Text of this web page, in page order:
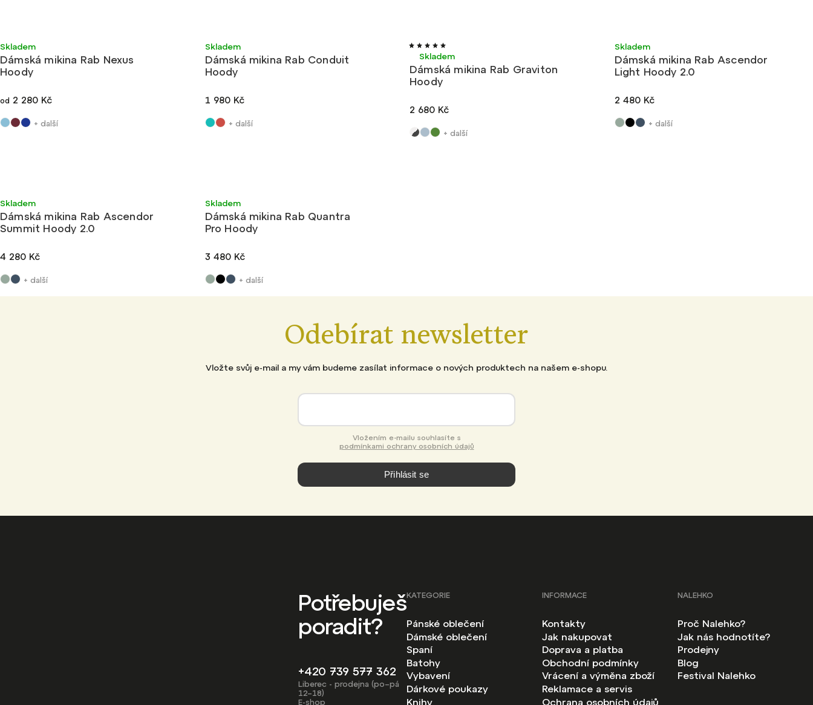
Velmi lehké
Dámská mikina Rab Nexus
Hoody
Skladem
od 2 280 Kč
+ další
Ultralehké
Dámská mikina Rab Conduit
Hoody
Skladem
1 980 Kč
+ další
Lehké
Dámská mikina Rab Graviton
Hoody
Skladem
2 680 Kč
+ další
Ultralehké
Dámská mikina Rab Ascendor
Light Hoody 2.0
Skladem
2 480 Kč
+ další
Dámská mikina Rab Ascendor
Summit Hoody 2.0
Skladem
4 280 Kč
+ další
Ultralehké
Dámská mikina Rab Quantra
Pro Hoody
Skladem
3 480 Kč
+ další
Odebírat newsletter
Vložte svůj e-mail a my vám budeme zasílat informace o nových produktech na našem e-shopu.
podmínkami ochrany osobních údajů
Přihlásit se
Potřebuješ
poradit?
+420 739 577 362
Liberec - prodejna (po–pá
12–18)
E-shop
KATEGORIE
Pánské oblečení
Dámské oblečení
Spaní
Batohy
Vybavení
Dárkové poukazy
Knihy
INFORMACE
Kontakty
Jak nakupovat
Doprava a platba
Obchodní podmínky
Vrácení a výměna zboží
Reklamace a servis
Ochrana osobních údajů
NALEHKO
Proč Nalehko?
Jak nás hodnotíte?
Prodejny
Blog
Festival Nalehko